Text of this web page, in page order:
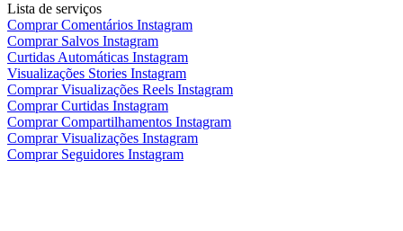
Lista de serviços
Comprar Comentários Instagram
Comprar Salvos Instagram
Curtidas Automáticas Instagram
Visualizações Stories Instagram
Comprar Visualizações Reels Instagram
Comprar Curtidas Instagram
Comprar Compartilhamentos Instagram
Comprar Visualizações Instagram
Comprar Seguidores Instagram